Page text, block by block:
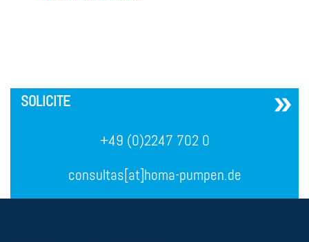
SOLICITE
+49 (0)2247 702 0
consultas[at]homa-pumpen.de